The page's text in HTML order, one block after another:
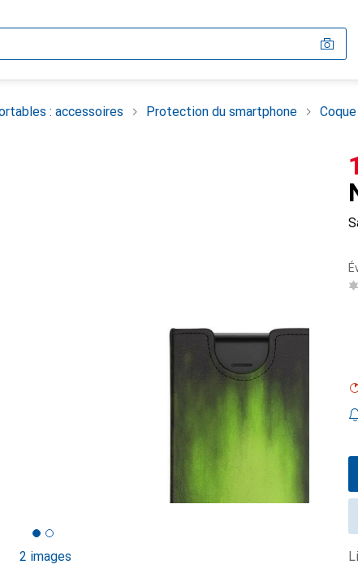
: accessoires Protection du smartphone
2 images